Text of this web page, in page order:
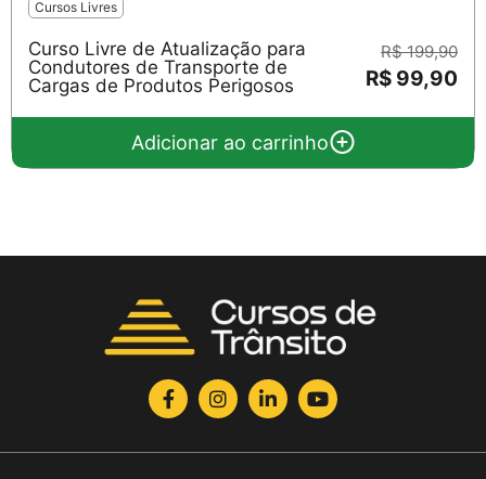
Cursos Livres
Curso Livre de Atualização para
Condutores de Transporte de
Cargas de Produtos Perigosos
R$ 199,90
R$ 99,90
Adicionar ao carrinho